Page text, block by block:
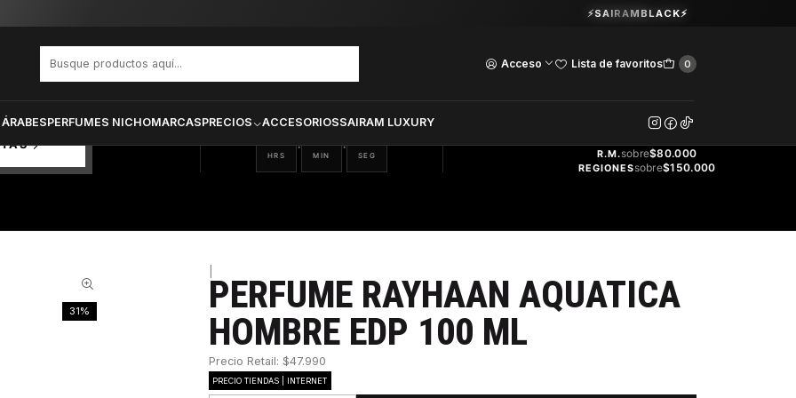
Acceso Lista de favoritos 0
PERFUMES NICHOMARCASPRECIOS ACCESORIOSSAIRAM LUXURY
Guardia Vieja 202. Oficina 102.Ver Horarios
⚡SAIRAMBLACK⚡
04
HRS
: 34
MIN
: 04
SEG
GRATIS
R.M.sobre$80.000
REGIONESsobre$150.000
31%
PERFUME RAYHAAN AQUATICA
HOMBRE EDP 100 ML
Precio Retail: $47.990
PRECIO TIENDAS | INTERNET